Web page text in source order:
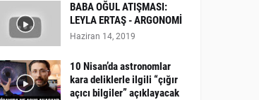
BABA OĞUL ATIŞMASI:
LEYLA ERTAŞ - ARGONOMİ
Haziran 14, 2019
10 Nisan’da astronomlar
kara deliklerle ilgili “çığır
açıcı bilgiler” açıklayacak